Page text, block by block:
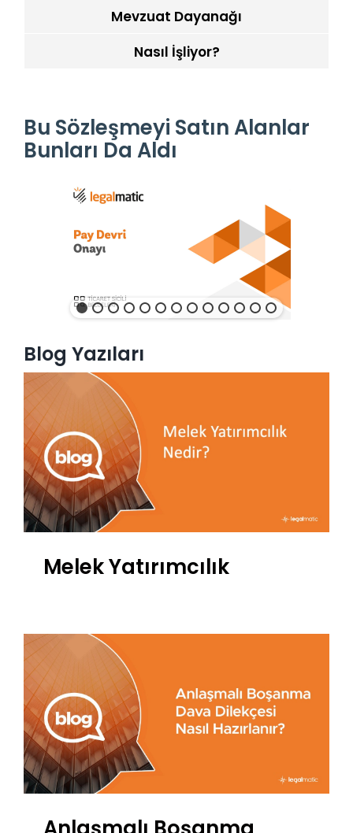
Mevzuat Dayanağı
Nasıl İşliyor?
Bu Sözleşmeyi Satın Alanlar
Bunları Da Aldı
Blog Yazıları
Melek Yatırımcılık